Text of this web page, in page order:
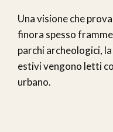
Una visione che
finora spesso
parchi archeologici,
estivi vengono letti
urbano.